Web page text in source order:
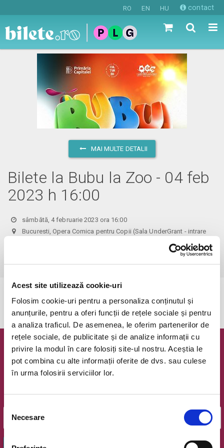
Acest site utilizează cookie-uri
Folosim cookie-uri pentru a personaliza conținutul și
anunțurile, pentru a oferi funcții de rețele sociale și pentru
a analiza traficul. De asemenea, le oferim partenerilor de
rețele sociale, de publicitate și de analize informații cu
privire la modul în care folosiți site-ul nostru. Aceștia le
pot combina cu alte informații oferite de dvs. sau culese
în urma folosirii serviciilor lor.
Selecția
consimțământului
Necesare
RO EN HU contact
MAI MULTE DETALII
Bilete la Bubu la Zoo - 04 feb
2023 h 16:00
sâmbătă, 4 februarie 2023 ora 16:00
Bucuresti, Opera Comica pentru Copii (Sala UnderGrant - intrare
Newsletter @ Bilete.ro
Oferte exclusive si o editie saptamanala cu cele mai noi
OK